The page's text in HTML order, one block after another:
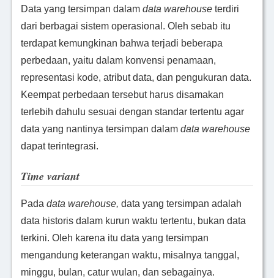
Data yang tersimpan dalam data warehouse terdiri
dari berbagai sistem operasional. Oleh sebab itu
terdapat kemungkinan bahwa terjadi beberapa
perbedaan, yaitu dalam konvensi penamaan,
representasi kode, atribut data, dan pengukuran data.
Keempat perbedaan tersebut harus disamakan
terlebih dahulu sesuai dengan standar tertentu agar
data yang nantinya tersimpan dalam data warehouse
dapat terintegrasi.
Time variant
Pada data warehouse, data yang tersimpan adalah
data historis dalam kurun waktu tertentu, bukan data
terkini. Oleh karena itu data yang tersimpan
mengandung keterangan waktu, misalnya tanggal,
minggu, bulan, catur wulan, dan sebagainya.